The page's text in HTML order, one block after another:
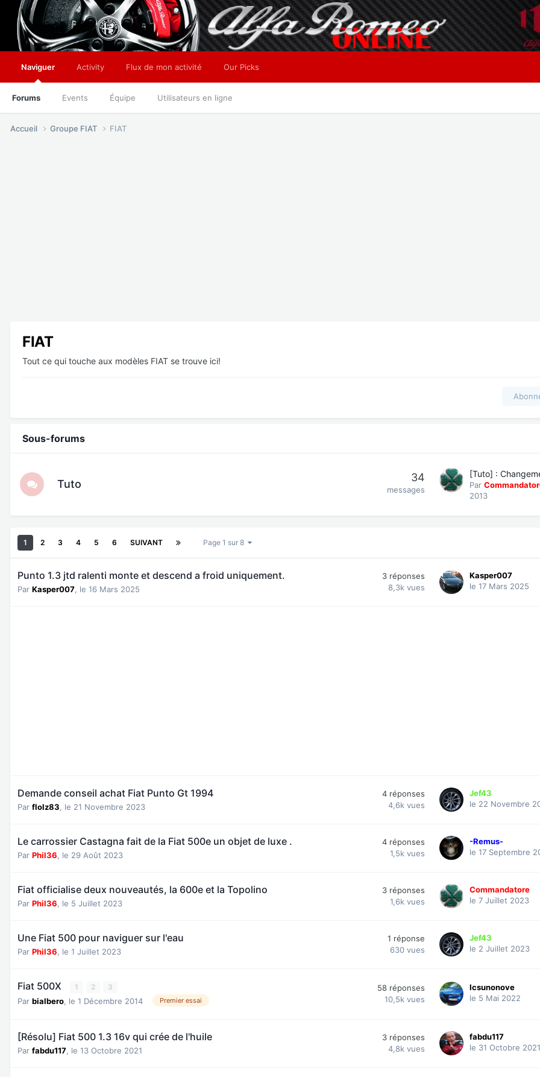
Naviguer
Forums Events Équipe Utilisateurs en ligne
Activity Flux de mon activité Our Picks
Accueil Groupe FIAT FIAT
FIAT
Tout ce qui touche aux modèles FIAT se trouve ici!
Sous-forums
Tuto
34
messages Par
2013
1 2 3 4 5 6 SUIVANT Page 1 sur 8
Punto 1.3 jtd ralenti monte et descend a froid uniquement.
Par Kasper007, le 16 Mars 2025
3 réponses
8,3k vues
Kasper007
le 17 Mars 2025
Demande conseil achat Fiat Punto Gt 1994
Par flolz83, le 21 Novembre 2023
4 réponses
4,6k vues
Jef43
le 22 Novembre
Le carrossier Castagna fait de la Fiat 500e un objet de luxe .
Par Phil36, le 29 Août 2023
4 réponses
1,5k vues
-Remus-
le 17 Septembre
Fiat officialise deux nouveautés, la 600e et la Topolino
Par Phil36, le 5 Juillet 2023
3 réponses
1,6k vues
Commandatore
le 7 Juillet 2023
Une Fiat 500 pour naviguer sur l'eau
Par Phil36, le 1 Juillet 2023
1 réponse
630 vues
Jef43
le 2 Juillet 2023
Fiat 500X 1 2 3
Par bialbero, le 1 Décembre 2014 Premier essai
58 réponses
10,5k vues
Icsunonove
le 5 Mai 2022
[Résolu] Fiat 500 1.3 16v qui crée de l'huile
Par fabdu117, le 13 Octobre 2021
3 réponses
4,8k vues
fabdu117
le 31 Octobre 2021